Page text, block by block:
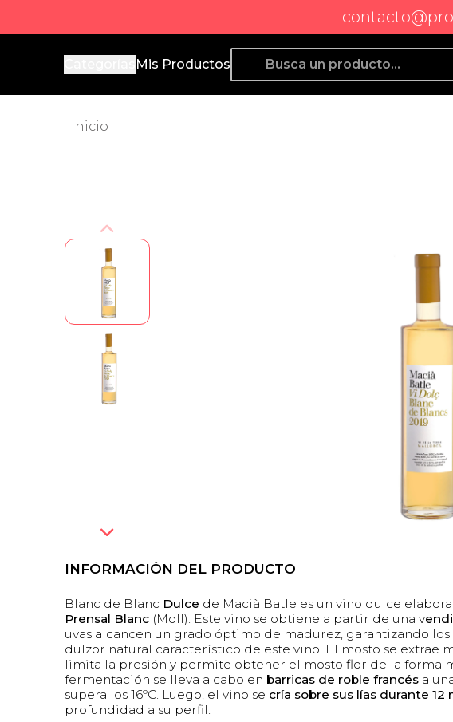
Producto de Aquí
Mis Productos
Inicio
INFORMACIÓN DEL PRODUCTO
Blanc de Blanc Dulce de Macià Batle es un vino dulce
Prensal Blanc(Moll). Este vino se obtiene a partir de una v
uvas alcancen un grado óptimo de madurez, garantizando
dulzor natural característico de este vino. El mosto se extrae
limita la presión y permite obtener el mosto flor de la forma
fermentación se lleva a cabo en barricas de roble francésa
supera los 16ºC. Luego, el vino se cría sobre sus lías durante 12
profundidad a su perfil.